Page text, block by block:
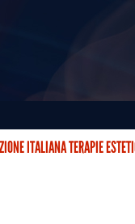
ITALIANA TERAPIE